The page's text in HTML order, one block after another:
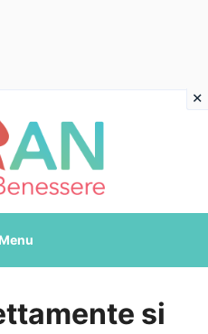
Menu
si